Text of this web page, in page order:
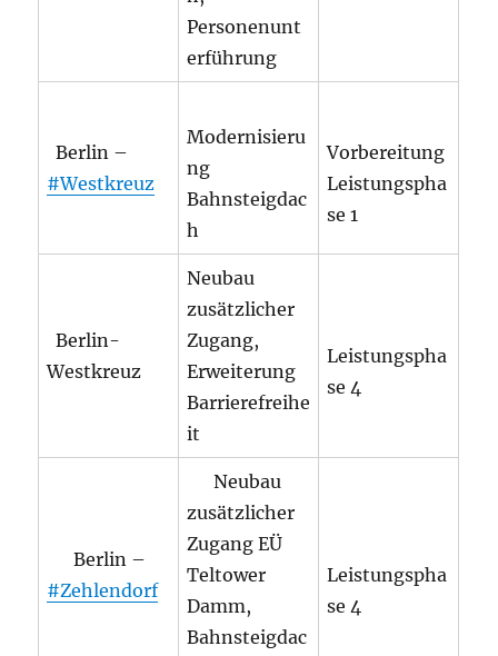
Personenunt
erführung
Berlin –
#Westkreuz
Modernisieru
ng
Bahnsteigdac
h
Vorbereitung
Leistungspha
se 1
Berlin-
Westkreuz
Neubau
zusätzlicher
Zugang,
Erweiterung
Barrierefreihe
it
Leistungspha
se 4
Berlin –
#Zehlendorf
Neubau
zusätzlicher
Zugang EÜ
Teltower
Damm,
Bahnsteigdac
Leistungspha
se 4